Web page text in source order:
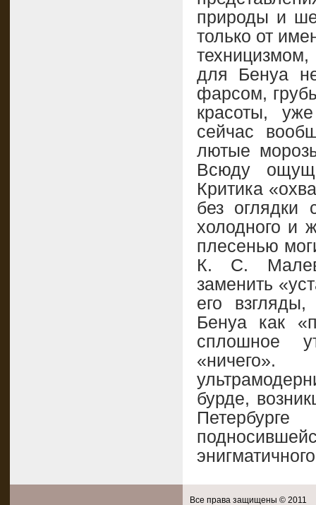
природы и
только от
для Бенуа
фарсом,
красоты,
сейчас
лютые
Всюду
Критика
без оглядки
холодного и
плесенью
К. С.
заменить
его
Бенуа как
сплошное
«ничего».
бурде,
Все права защищены © 2011